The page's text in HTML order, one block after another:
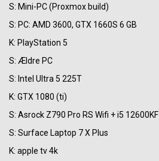
S: Mini-PC (Proxmox build)
S: PC: AMD 3600, GTX 1660S 6 GB
K: PlayStation 5
S: Ældre PC
S: Intel Ultra 5 225T
K: GTX 1080 (ti)
S: Asrock Z790 Pro RS Wifi + i5 12600KF
S: Surface Laptop 7 X Plus
K: apple tv 4k